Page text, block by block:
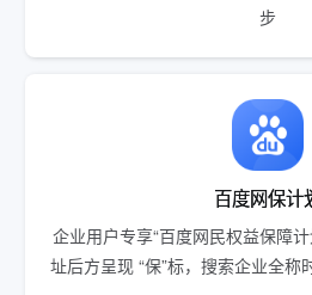
步
百度网保计
企业用户专享“百度网民权益保障
址后方呈现 “保”标，搜索企业全称